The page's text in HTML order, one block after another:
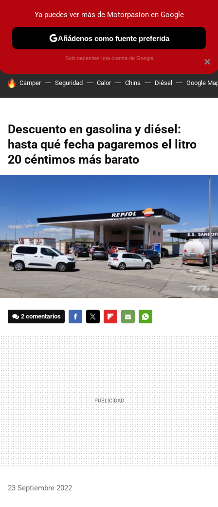
PRUEBAS COCHES ELÉCTRICOS OBSERVATORIO
HOY SE HABLA DE
Camper Seguridad Calor China Diésel Google
Descuento en gasolina y diésel:
hasta qué fecha pagaremos el litro
20 céntimos más barato
2 comentarios
MAIL
23 Septiembre 2022
×
Ya puedes ver más de Motorpasion en Google
Añádenos como fuente preferida
Solo necesitas una cuenta de Google